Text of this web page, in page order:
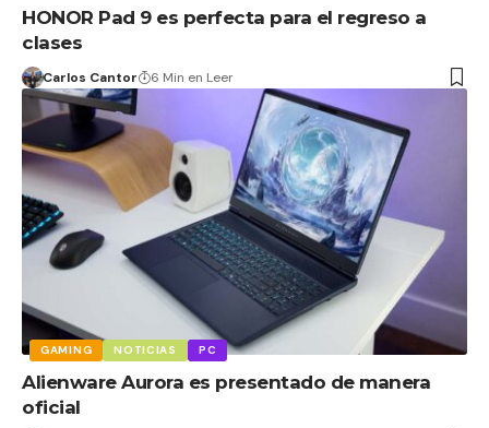
HONOR Pad 9 es perfecta para el regreso a
clases
Carlos Cantor 6 Min en Leer
GAMING NOTICIAS PC
Alienware Aurora es presentado de manera
oficial